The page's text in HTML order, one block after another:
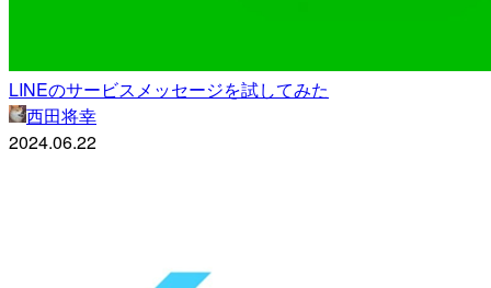
LINEのサービスメッセージを試してみた
西田将幸
2024.06.22